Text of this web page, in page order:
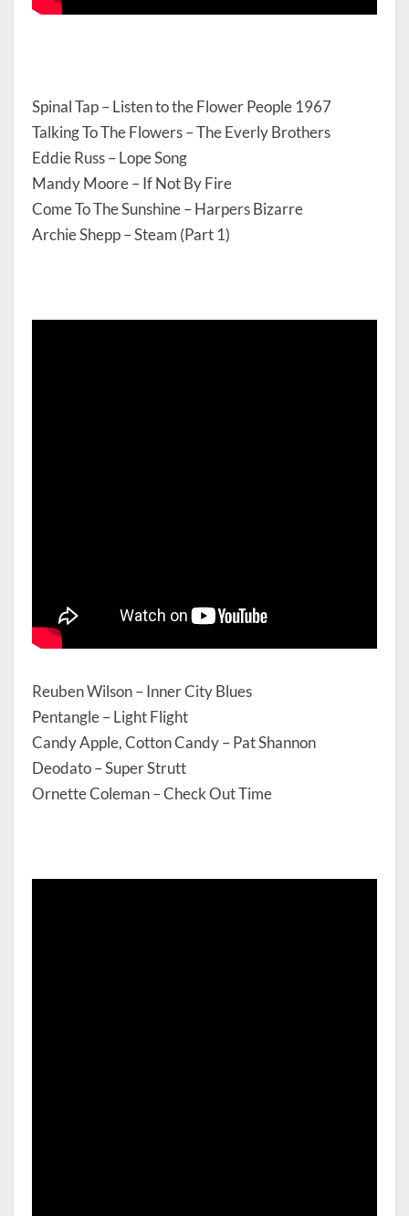
Spinal Tap – Listen to the Flower People 1967
Talking To The Flowers – The Everly Brothers
Eddie Russ – Lope Song
Mandy Moore – If Not By Fire
Come To The Sunshine – Harpers Bizarre
Archie Shepp – Steam (Part 1)
Reuben Wilson – Inner City Blues
Pentangle – Light Flight
Candy Apple, Cotton Candy – Pat Shannon
Deodato – Super Strutt
Ornette Coleman – Check Out Time